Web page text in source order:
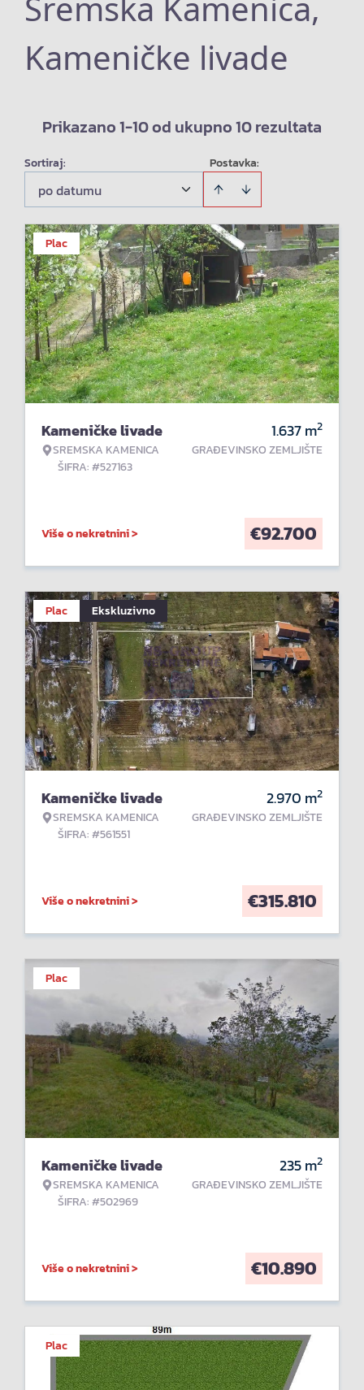
Kameničke livade
Prikazano 1-10 od ukupno 10 rezultata
Postavka:
Sortiraj:
po datumu
Plac
Kameničke livade
SREMSKA KAMENICA
ŠIFRA: #527163
1.637m2
GRAĐEVINSKO ZEMLJIŠTE
Više o nekretnini > €92.700
Plac Ekskluzivno
Kameničke livade
SREMSKA KAMENICA
ŠIFRA: #561551
2.970 m2
GRAĐEVINSKO ZEMLJIŠTE
Više o nekretnini > €315.810
Plac
Kameničke livade
SREMSKA KAMENICA
ŠIFRA: #502969
235m2
GRAĐEVINSKO ZEMLJIŠTE
Više o nekretnini > €10.890
Plac